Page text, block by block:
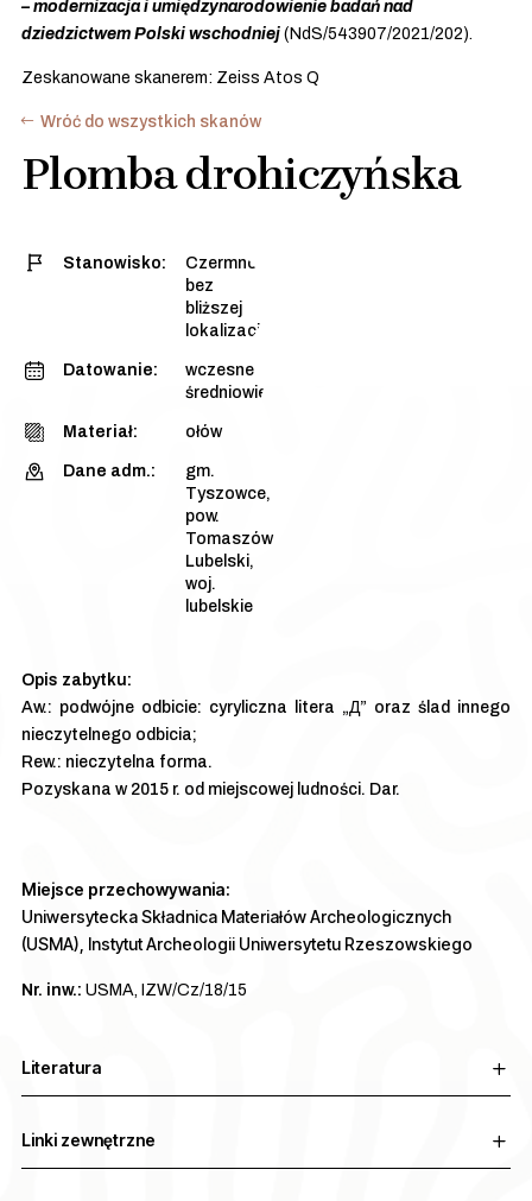
– modernizacja i umiędzynarodowienie badań nad
dziedzictwem Polski wschodniej (NdS/543907/2021/202).
Zeskanowane skanerem: Zeiss Atos Q
Wróć do wszystkich skanów
Plomba drohiczyńska
Stanowisko:
Czermno,
bez
bliższej
lokalizacji
Datowanie:
wczesne
średniowiecze
Materiał: ołów
Dane adm.:
gm.
Tyszowce,
pow.
Tomaszów
Lubelski,
woj.
lubelskie
Aw.: podwójne odbicie: cyryliczna litera „Д” oraz ślad innego
nieczytelnego odbicia;
Rew.: nieczytelna forma.
Pozyskana w 2015 r. od miejscowej ludności. Dar.
Miejsce przechowywania:
Uniwersytecka Składnica Materiałów Archeologicznych
(USMA), Instytut Archeologii Uniwersytetu Rzeszowskiego
Nr. inw.: USMA, IZW/Cz/18/15
Literatura
Linki zewnętrzne